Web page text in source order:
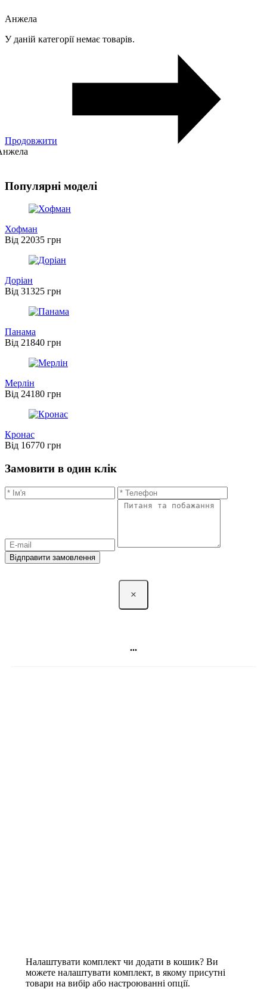
Анжела
У даній категорії немає товарів.
Продовжити
Популярні моделі
Хофман
Від 22035 грн
Доріан
Від 31325 грн
Панама
Від 21840 грн
Мерлін
Від 24180 грн
Кронас
Від 16770 грн
Замовити в один клік
Відправити замовлення
×
...
Налаштувати комплект чи додати в кошик? Ви
можете налаштувати комплект, в якому присутні
товари на вибір або настроюванні опції.